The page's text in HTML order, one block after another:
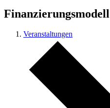
Finanzierungsmodell
Veranstaltungen